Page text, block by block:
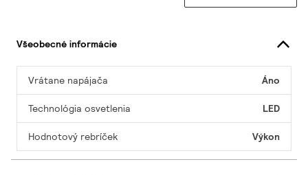
Všeobecné informácie
Vrátane napájača Áno
Technológia osvetlenia LED
Hodnotový rebríček Výkon